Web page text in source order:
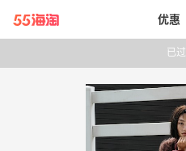
带你去官网买正品
优惠
已